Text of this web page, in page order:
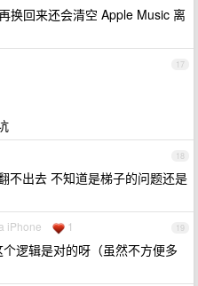
换回来还会清空 Apple Music 离
17
18
不出去 不知道是梯子的问题还是
19
iPhone 1
逻辑是对的呀（虽然不方便多